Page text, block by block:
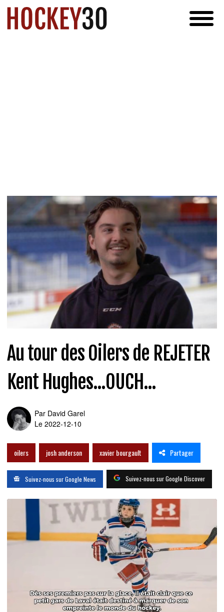
Au tour des Oilers de REJETER
Kent Hughes...OUCH...
Par David Garel
Le 2022-12-10
oilers josh anderson xavier bourgault Partager
Suivez-nous sur Google News Suivez-nous sur Google Discover